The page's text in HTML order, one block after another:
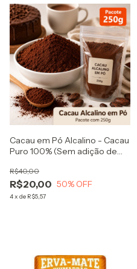
Cacau em Pó Alcalino - Cacau
Puro 100% (Sem adição de
funcionais, bolos, bebidas
R$20,00
R$40,00
50% OFF
4x de R$5,57